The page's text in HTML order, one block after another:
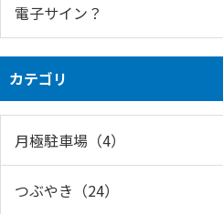
電子サイン？
カテゴリ
月極駐車場（4）
つぶやき（24）